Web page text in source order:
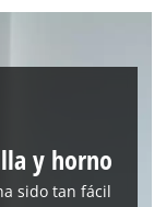
y horno
sido tan fácil